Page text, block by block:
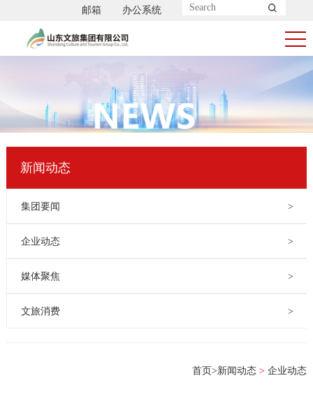
办公系统
邮箱
新闻动态
集团要闻 >
企业动态 >
媒体聚焦 >
文旅消费 >
首页>新闻动态 >企业动态